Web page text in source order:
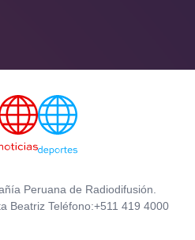
Peruana de Radiodifusión.
Beatriz Teléfono:+511 419 4000